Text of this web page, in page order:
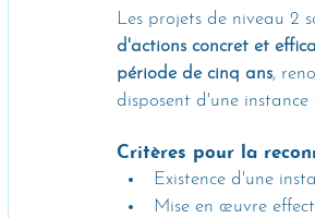
Les projets de niveau 2
d'actions concret et
période de cinq ans,
disposent d'une
Critères pour la
Existence d'une
Mise en œuvre